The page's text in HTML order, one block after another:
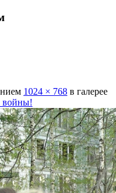
1024 × 768 в галерее
войны!